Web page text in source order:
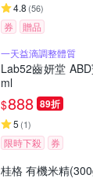
4.8 (56)
券 贈品
一天益滴調整體質
Lab52齒妍堂
ml
$888 89折
5 (1)
限時下殺 券
桂格 有機米精